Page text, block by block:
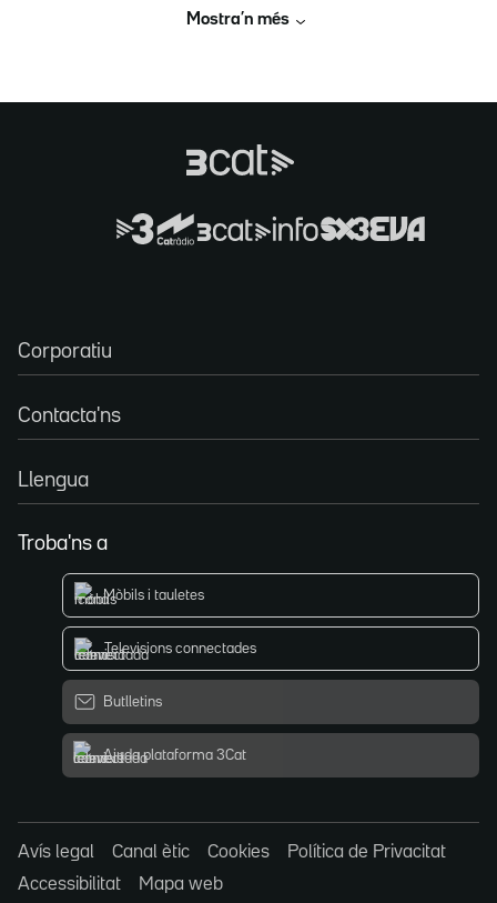
Mostra’n més
Corporatiu
Contacta'ns
Llengua
Troba'ns a
Mòbils i tauletes
Televisions connectades
Butlletins
Ajuda plataforma 3Cat
Avís legal Canal ètic Cookies
Política de Privacitat
Accessibilitat
Mapa web